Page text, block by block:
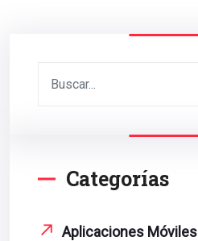
Categorías
Aplicaciones Móviles